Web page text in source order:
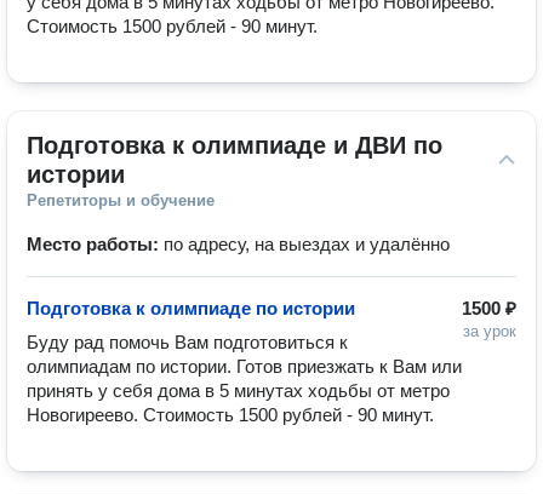
Стоимость 1500 рублей - 90 минут.
Подготовка к олимпиаде и ДВИ по
истории
Репетиторы и обучение
Место работы: по адресу, на выездах и удалённо
1500 ₽
за урок
Подготовка к олимпиаде по истории
Буду рад помочь Вам подготовиться к
олимпиадам по истории. Готов приезжать к Вам или
принять у себя дома в 5 минутах ходьбы от метро
Новогиреево. Стоимость 1500 рублей - 90 минут.